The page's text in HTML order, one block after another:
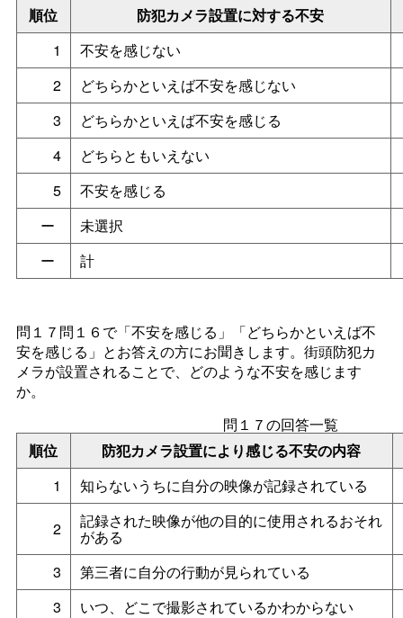
順位 防犯カメラ設置に対する不安
1
不安を感じない
2
どちらかといえば不安を感じない
3
どちらかといえば不安を感じる
4
どちらともいえない
5
不安を感じる
ー
未選択
ー
計
問１７問１６で「不安を感じる」「どちらかといえば不
安を感じる」とお答えの方にお聞きします。街頭防犯カ
メラが設置されることで、どのような不安を感じます
か。
順位 防犯カメラ設置により感じる不安の内容
問１７の回答一覧
1 知らないうちに自分の映像が記録されている
2 記録された映像が他の目的に使用されるおそれ
がある
3
第三者に自分の行動が見られている
3
いつ、どこで撮影されているかわからない